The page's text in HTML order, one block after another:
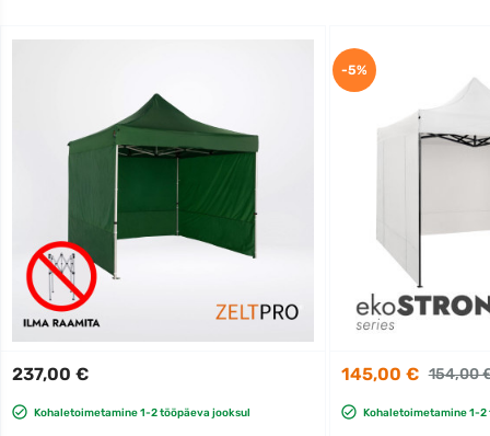
237,00 €
Kohaletoimetamine 1-2 tööpäeva jooksul
145,00 € 154,00
Kohaletoimetamine 1-
-5%